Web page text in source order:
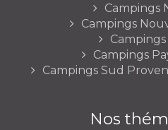
Campings
Campings
Campings
Campings Sud
Nos